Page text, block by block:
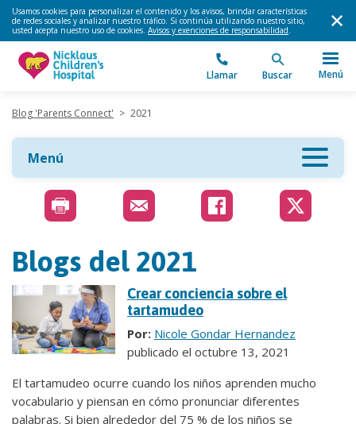
Usamos cookies para personalizar el contenido y los avisos, brindar características
de redes sociales y analizar nuestro tráfico. Si continúa utilizando nuestro sitio,
usted acepta nuestro uso de cookies. Avisos y exenciones de responsabilidad.
Llamar Buscar Menú
Blog 'Parents Connect' > 2021
Menú
Blogs del 2021
Crear conciencia sobre el
tartamudeo
Por: Nicole Gondar Hernandez
publicado el octubre 13, 2021
El tartamudeo ocurre cuando los niños aprenden mucho
vocabulario y piensan en cómo pronunciar diferentes
palabras. Si bien alrededor del 75 % de los niños se